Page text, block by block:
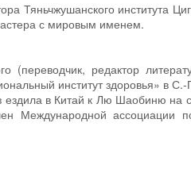
Тяньчжушанского института
с мировым именем.
(переводчик, редактор
институт здоровья» в С.-
в Китай к Лю Шаобиню на
Международной ассоциации